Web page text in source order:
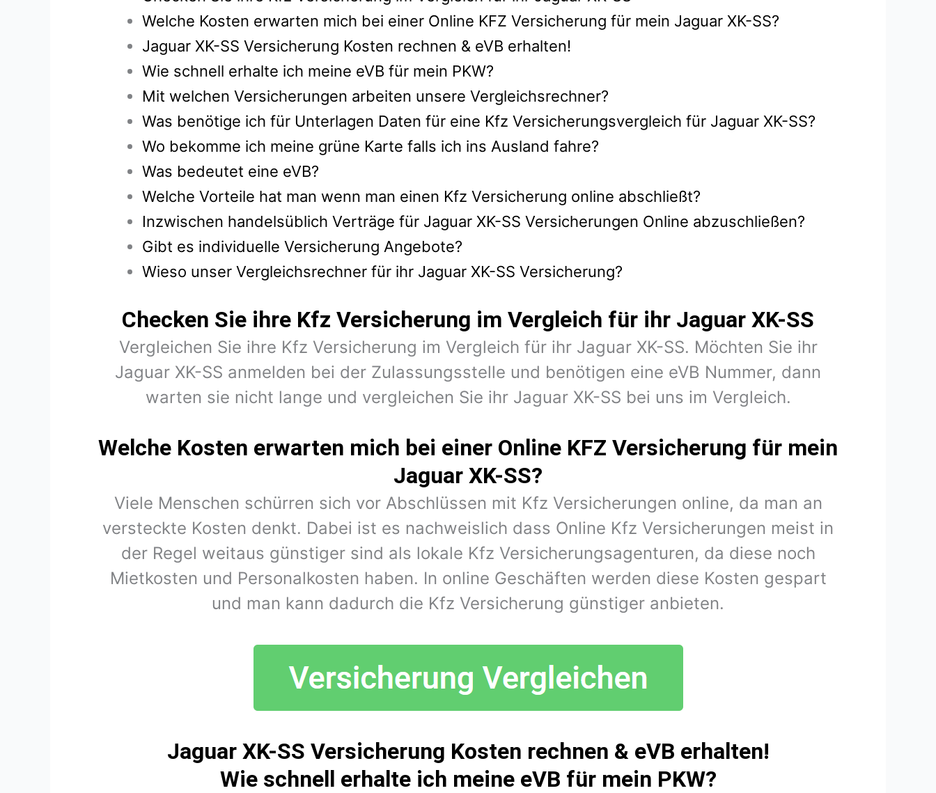
Welche Kosten erwarten mich bei einer Online KFZ Versicherung für mein Jaguar XK-SS?
Jaguar XK-SS Versicherung Kosten rechnen & eVB erhalten!
Wie schnell erhalte ich meine eVB für mein PKW?
Mit welchen Versicherungen arbeiten unsere Vergleichsrechner?
Was benötige ich für Unterlagen Daten für eine Kfz Versicherungsvergleich für Jaguar XK-SS?
Wo bekomme ich meine grüne Karte falls ich ins Ausland fahre?
Was bedeutet eine eVB?
Welche Vorteile hat man wenn man einen Kfz Versicherung online abschließt?
Inzwischen handelsüblich Verträge für Jaguar XK-SS Versicherungen Online abzuschließen?
Gibt es individuelle Versicherung Angebote?
Wieso unser Vergleichsrechner für ihr Jaguar XK-SS Versicherung?
Checken Sie ihre Kfz Versicherung im Vergleich für ihr Jaguar XK-SS
Vergleichen Sie ihre Kfz Versicherung im Vergleich für ihr Jaguar XK-SS. Möchten Sie ihr
Jaguar XK-SS anmelden bei der Zulassungsstelle und benötigen eine eVB Nummer, dann
warten sie nicht lange und vergleichen Sie ihr Jaguar XK-SS bei uns im Vergleich.
Welche Kosten erwarten mich bei einer Online KFZ Versicherung für mein
Jaguar XK-SS?
Viele Menschen schürren sich vor Abschlüssen mit Kfz Versicherungen online, da man an
versteckte Kosten denkt. Dabei ist es nachweislich dass Online Kfz Versicherungen meist in
der Regel weitaus günstiger sind als lokale Kfz Versicherungsagenturen, da diese noch
Mietkosten und Personalkosten haben. In online Geschäften werden diese Kosten gespart
und man kann dadurch die Kfz Versicherung günstiger anbieten.
Jaguar XK-SS Versicherung Kosten rechnen & eVB erhalten!
Wie schnell erhalte ich meine eVB für mein PKW?